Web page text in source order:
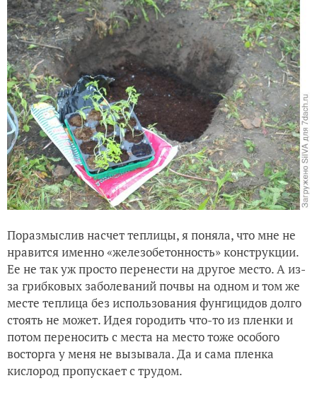
Поразмыслив насчет теплицы, я поняла, что мне не
нравится именно «железобетонность» конструкции.
Ее не так уж просто перенести на другое место. А из-
за грибковых заболеваний почвы на одном и том же
месте теплица без использования фунгицидов долго
стоять не может. Идея городить что-то из пленки и
потом переносить с места на место тоже особого
восторга у меня не вызывала. Да и сама пленка
кислород пропускает с трудом.